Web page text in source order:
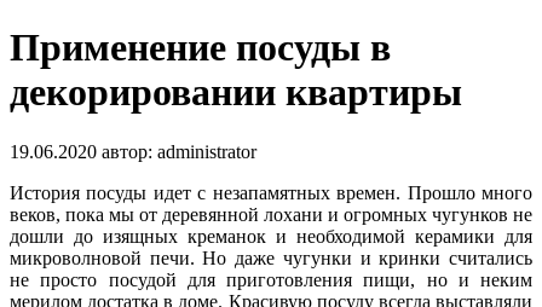
Применение посуды в
декорировании квартиры
19.06.2020 автор: administrator
История посуды идет с незапамятных времен. Прошло много
веков, пока мы от деревянной лохани и огромных чугунков не
дошли до изящных креманок и необходимой керамики для
микроволновой печи. Но даже чугунки и кринки считались
не просто посудой для приготовления пищи, но и неким
мерилом достатка в доме. Красивую посуду всегда выставляли